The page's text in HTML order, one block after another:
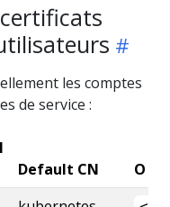
les comptes
de service :
Default CN
O